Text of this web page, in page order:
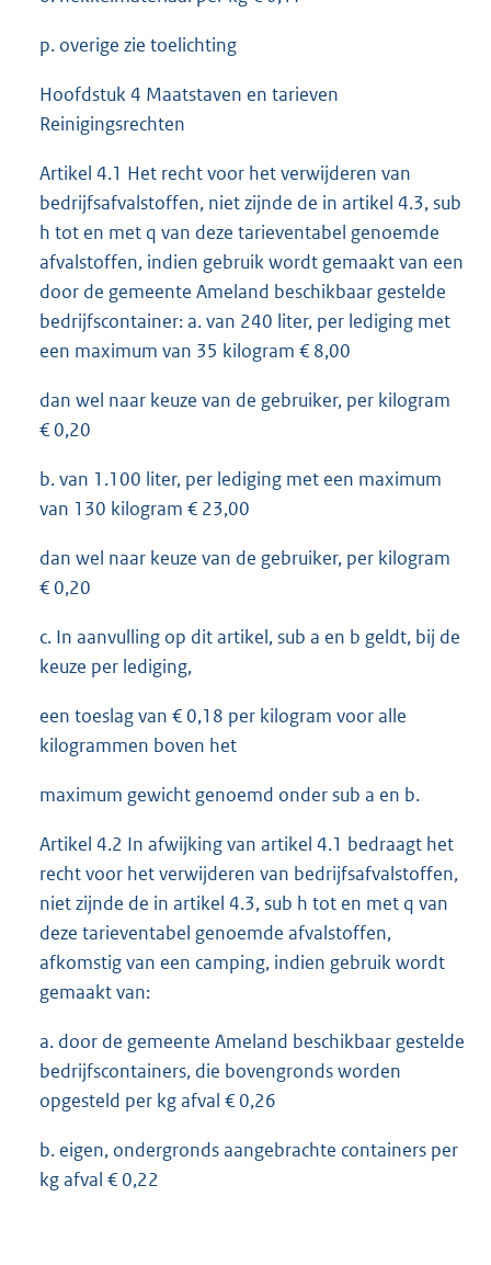
p. overige zie toelichting
Hoofdstuk 4 Maatstaven en tarieven
Reinigingsrechten
Artikel 4.1 Het recht voor het verwijderen van
bedrijfsafvalstoffen, niet zijnde de in artikel 4.3, sub
h tot en met q van deze tarieventabel genoemde
afvalstoffen, indien gebruik wordt gemaakt van een
door de gemeente Ameland beschikbaar gestelde
bedrijfscontainer: a. van 240 liter, per lediging met
een maximum van 35 kilogram € 8,00
dan wel naar keuze van de gebruiker, per kilogram
€ 0,20
b. van 1.100 liter, per lediging met een maximum
van 130 kilogram € 23,00
dan wel naar keuze van de gebruiker, per kilogram
€ 0,20
c. In aanvulling op dit artikel, sub a en b geldt, bij de
keuze per lediging,
een toeslag van € 0,18 per kilogram voor alle
kilogrammen boven het
maximum gewicht genoemd onder sub a en b.
Artikel 4.2 In afwijking van artikel 4.1 bedraagt het
recht voor het verwijderen van bedrijfsafvalstoffen,
niet zijnde de in artikel 4.3, sub h tot en met q van
deze tarieventabel genoemde afvalstoffen,
afkomstig van een camping, indien gebruik wordt
gemaakt van:
a. door de gemeente Ameland beschikbaar gestelde
bedrijfscontainers, die bovengronds worden
opgesteld per kg afval € 0,26
b. eigen, ondergronds aangebrachte containers per
kg afval € 0,22